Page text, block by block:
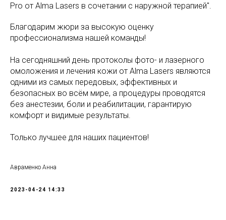
Pro от Alma Lasers в сочетании с наружной терапией".
Благодарим жюри за высокую оценку
профессионализма нашей команды!
На сегодняшний день протоколы фото- и лазерного
омоложения и лечения кожи от Alma Lasers являются
одними из самых передовых, эффективных и
безопасных во всём мире, а процедуры проводятся
без анестезии, боли и реабилитации, гарантирую
комфорт и видимые результаты.
Только лучшее для наших пациентов!
Авраменко Анна
2023-04-24 14:33